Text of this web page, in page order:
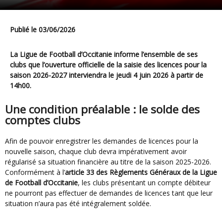
Publié le 03/06/2026
La Ligue de Football d’Occitanie informe l’ensemble de ses
clubs que l’ouverture officielle de la saisie des licences pour la
saison 2026-2027 interviendra le jeudi 4 juin 2026 à partir de
14h00.
Une condition préalable : le solde des
comptes clubs
Afin de pouvoir enregistrer les demandes de licences pour la
nouvelle saison, chaque club devra impérativement avoir
régularisé sa situation financière au titre de la saison 2025-2026.
Conformément à l’article 33 des Règlements Généraux de la Ligue
de Football d’Occitanie, les clubs présentant un compte débiteur
ne pourront pas effectuer de demandes de licences tant que leur
situation n’aura pas été intégralement soldée.